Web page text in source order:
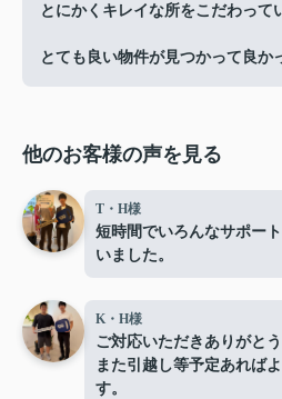
とにかくキレイな所をこだわって
とても良い物件が見つかって良か
他のお客様の声を見る
T・H様
短時間でいろんなサポー
いました。
K・H様
ご対応いただきありがと
また引越し等予定あれば
す。